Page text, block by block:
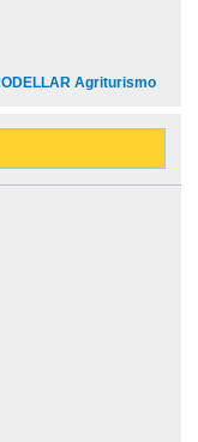
Agriturismo